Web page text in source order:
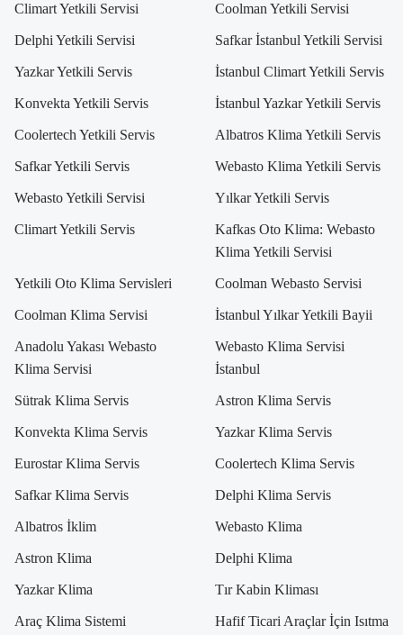
Climart Yetkili Servisi Coolman Yetkili Servisi
Delphi Yetkili Servisi Safkar İstanbul Yetkili Servisi
Yazkar Yetkili Servis İstanbul Climart Yetkili Servis
Konvekta Yetkili Servis İstanbul Yazkar Yetkili Servis
Coolertech Yetkili Servis Albatros Klima Yetkili Servis
Safkar Yetkili Servis Webasto Klima Yetkili Servis
Webasto Yetkili Servisi Yılkar Yetkili Servis
Climart Yetkili Servis
Kafkas Oto Klima: Webasto
Klima Yetkili Servisi
Yetkili Oto Klima Servisleri Coolman Webasto Servisi
Coolman Klima Servisi İstanbul Yılkar Yetkili Bayii
Anadolu Yakası Webasto
Klima Servisi
Webasto Klima Servisi
İstanbul
Sütrak Klima Servis Astron Klima Servis
Konvekta Klima Servis Yazkar Klima Servis
Eurostar Klima Servis Coolertech Klima Servis
Safkar Klima Servis Delphi Klima Servis
Albatros İklim Webasto Klima
Astron Klima Delphi Klima
Yazkar Klima Tır Kabin Kliması
Araç Klima Sistemi
Hafif Ticari Araçlar İçin Isıtma